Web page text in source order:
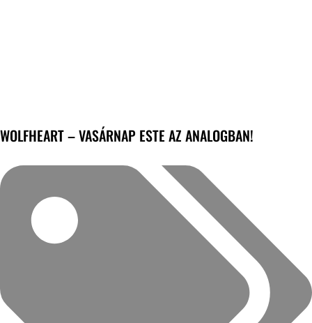
WOLFHEART – VASÁRNAP ESTE AZ ANALOGBAN!